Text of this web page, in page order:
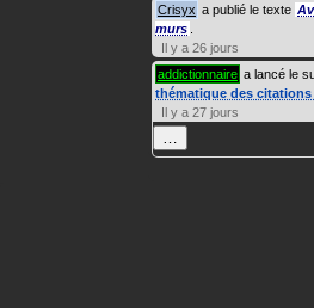
Crisyx a publié le texte
murs .
Il y a 26 jours
addictionnaire a lancé le
thématique des
Il y a 27 jours
…